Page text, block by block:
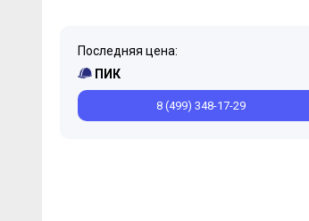
Последняя цена:
ПИК
8 (499) 348-17-29